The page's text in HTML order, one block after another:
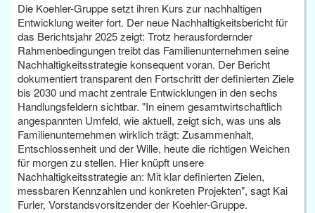
Die Koehler-Gruppe setzt ihren Kurs zur nachhaltigen
Entwicklung weiter fort. Der neue Nachhaltigkeitsbericht für
das Berichtsjahr 2025 zeigt: Trotz herausfordernder
Rahmenbedingungen treibt das Familienunternehmen seine
Nachhaltigkeitsstrategie konsequent voran. Der Bericht
dokumentiert transparent den Fortschritt der definierten Ziele
bis 2030 und macht zentrale Entwicklungen in den sechs
Handlungsfeldern sichtbar. "In einem gesamtwirtschaftlich
angespannten Umfeld, wie aktuell, zeigt sich, was uns als
Familienunternehmen wirklich trägt: Zusammenhalt,
Entschlossenheit und der Wille, heute die richtigen Weichen
für morgen zu stellen. Hier knüpft unsere
Nachhaltigkeitsstrategie an: Mit klar definierten Zielen,
messbaren Kennzahlen und konkreten Projekten", sagt Kai
Furler, Vorstandsvorsitzender der Koehler-Gruppe.